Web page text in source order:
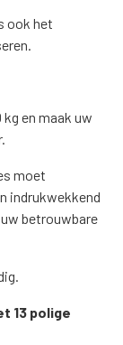
ook het
en maak uw
moet
indrukwekkend
uw betrouwbare
13 polige